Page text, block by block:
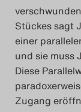
Stückes sagt
einer
und sie muss
Diese
Zugang